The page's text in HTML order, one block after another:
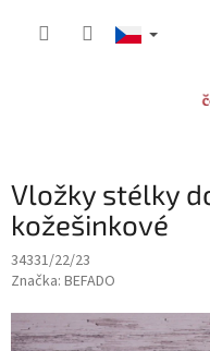
Vložky stélky
kožešinkové
34331/22/23
Značka: BEFADO